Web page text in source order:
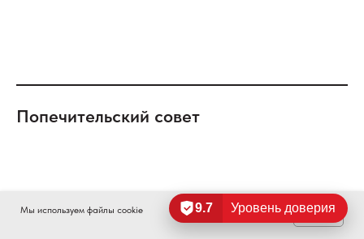
Попечительский совет
Мы используем файлы cookie OK
9.7 Уровень доверия